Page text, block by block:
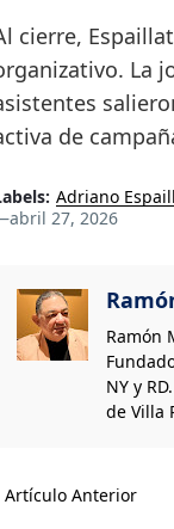
cierre,
La
de
Adriano
abril 27, 2026
Ramón
NY y
de Villa
Artículo Anterior